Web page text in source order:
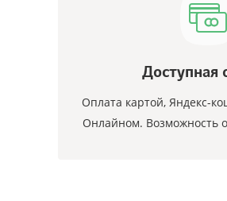
Доступная
Оплата картой, Яндекс-
Онлайном. Возможность